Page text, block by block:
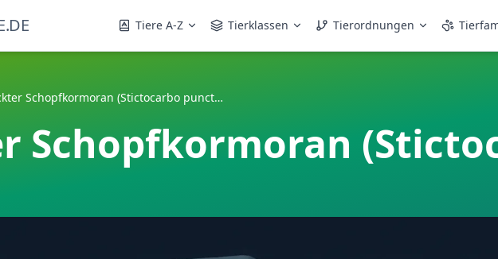
Tiere A-Z Tierklassen Tierordnungen
Gefleckter Schopfkormoran (Stictocarbo punctatus)
Schopfkormoran